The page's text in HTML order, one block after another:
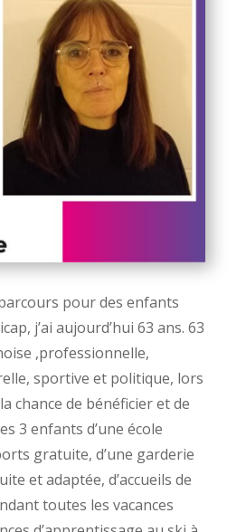
pour des enfants
j’ai aujourd’hui 63 ans. 63
,professionnelle,
sportive et politique, lors
chance de bénéficier et de
3 enfants d’une école
gratuite, d’une garderie
et adaptée, d’accueils de
toutes les vacances